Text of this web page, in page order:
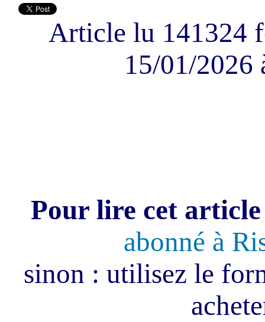
Article lu 141324
15/01/2026
Pour lire cet
abonné à
sinon : utilisez le